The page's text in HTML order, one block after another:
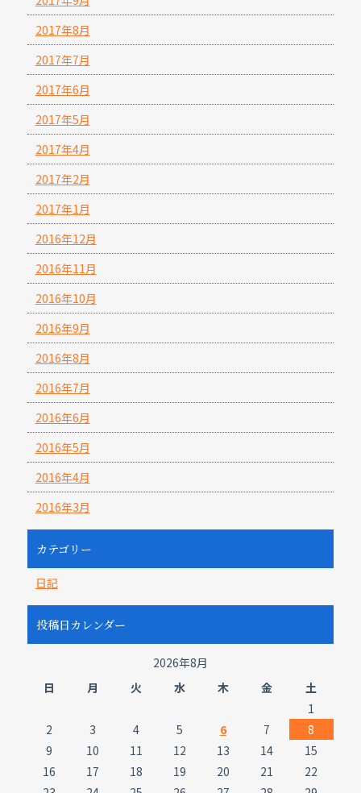
2017年8月
2017年7月
2017年6月
2017年5月
2017年4月
2017年2月
2017年1月
2016年12月
2016年11月
2016年10月
2016年9月
2016年8月
2016年7月
2016年6月
2016年5月
2016年4月
2016年3月
カテゴリー
日記
投稿日カレンダー
2026年8月
日
月 火 水 木 金
土
1
2
3 4 5 6 7
8
9
10 11 12 13 14
15
16
17 18 19 20 21
22